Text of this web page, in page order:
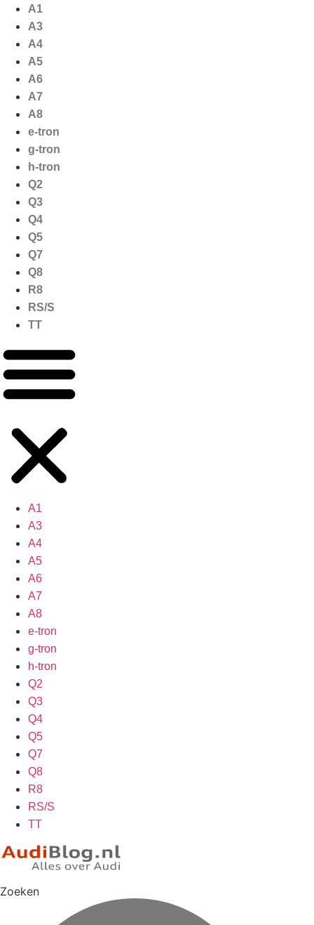
naar
inhoud
A1
A3
A4
A5
A6
A7
A8
e-tron
g-tron
h-tron
Q2
Q3
Q4
Q5
Q7
Q8
R8
RS/S
TT
A1
A3
A4
A5
A6
A7
A8
e-tron
g-tron
h-tron
Q2
Q3
Q4
Q5
Q7
Q8
R8
RS/S
TT
Zoeken